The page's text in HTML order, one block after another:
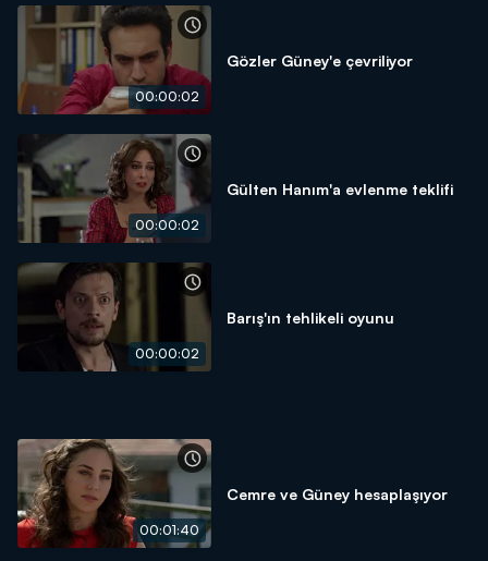
00:00:02
Gözler Güney'e çevriliyor
00:00:02
Gülten Hanım'a evlenme teklifi
00:00:02
Barış'ın tehlikeli oyunu
00:01:40
Cemre ve Güney hesaplaşıyor